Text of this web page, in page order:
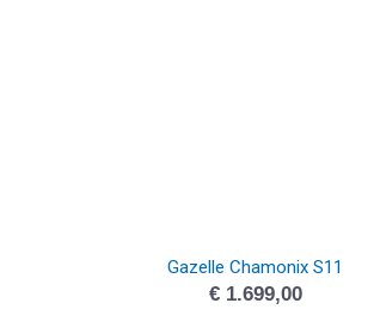
Gazelle Chamonix S11
€1.699,00